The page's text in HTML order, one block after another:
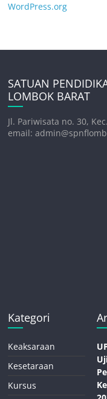
WordPress.org
SATUAN
LOMBOK BARAT
Jl. Pariwisata no. 30,
email:
Kategori
Keaksaraan
Kesetaraan
Kursus